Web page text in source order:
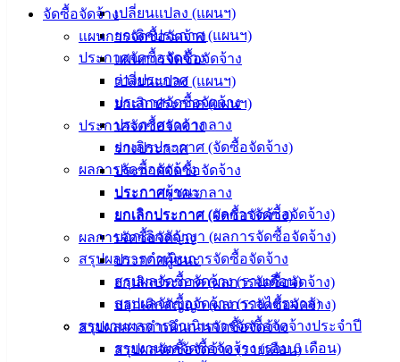
เปลี่ยนแปลง (แผนฯ)
ยกเลิกประกาศ (แผนฯ)
ประกาศจัดซื้อจัดจ้าง
ร่างประกาศ
ประกาศจัดซื้อจัดจ้าง
ประกาศราคากลาง
ยกเลิกประกาศ (จัดซื้อจัดจ้าง)
ผลการจัดซื้อจัดจ้าง
ประกาศผู้ชนะ
ยกเลิกประกาศ (ผลการจัดซื้อจัดจ้าง)
บอกเลิกสัญญา (ผลการจัดซื้อจัดจ้าง)
สรุปผลการดำเนินการจัดซื้อจัดจ้าง
สรุปผลจัดซื้อจัดจ้าง (รายเดือน)
สรุปผลจัดซื้อจัดจ้าง (รายไตรมาส)
รายงานผลการดำเนินการจัดซื้อจัดจ้างประจำปี
รายงานผลจัดซื้อจัดจ้าง (รอบ 6 เดือน)
จัดซื้อจัดจ้าง
แผนการจัดซื้อจัดจ้าง
แผนการจัดซื้อจัดจ้าง
เปลี่ยนแปลง (แผนฯ)
ยกเลิกประกาศ (แผนฯ)
ประกาศจัดซื้อจัดจ้าง
ร่างประกาศ
ประกาศจัดซื้อจัดจ้าง
ประกาศราคากลาง
ยกเลิกประกาศ (จัดซื้อจัดจ้าง)
ผลการจัดซื้อจัดจ้าง
ประกาศผู้ชนะ
ยกเลิกประกาศ (ผลการจัดซื้อจัดจ้าง)
บอกเลิกสัญญา (ผลการจัดซื้อจัดจ้าง)
สรุปผลการดำเนินการจัดซื้อจัดจ้าง
สรุปผลจัดซื้อจัดจ้าง (รายเดือน)
เทศบาล
เมืองอ่าง
สำนักงาน
อ.เมือง จ.ชลบุรี
142-100-104